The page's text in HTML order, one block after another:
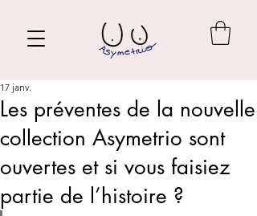
Les préventes de la nouvelle
collection Asymetrio sont
ouvertes et si vous faisiez
partie de l’histoire ?
17 janv.